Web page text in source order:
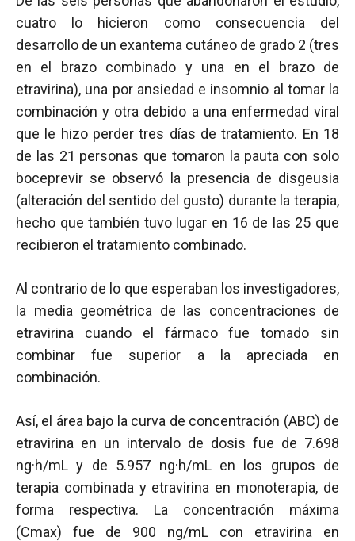
cuatro lo hicieron como consecuencia del
desarrollo de un exantema cutáneo de grado 2 (tres
en el brazo combinado y una en el brazo de
etravirina), una por ansiedad e insomnio al tomar la
combinación y otra debido a una enfermedad viral
que le hizo perder tres días de tratamiento. En 18
de las 21 personas que tomaron la pauta con solo
boceprevir se observó la presencia de disgeusia
(alteración del sentido del gusto) durante la terapia,
hecho que también tuvo lugar en 16 de las 25 que
recibieron el tratamiento combinado.
Al contrario de lo que esperaban los investigadores,
la media geométrica de las concentraciones de
etravirina cuando el fármaco fue tomado sin
combinar fue superior a la apreciada en
combinación.
Así, el área bajo la curva de concentración (ABC) de
etravirina en un intervalo de dosis fue de 7.698
ng·h/mL y de 5.957 ng·h/mL en los grupos de
terapia combinada y etravirina en monoterapia, de
forma respectiva. La concentración máxima
(Cmax) fue de 900 ng/mL con etravirina en